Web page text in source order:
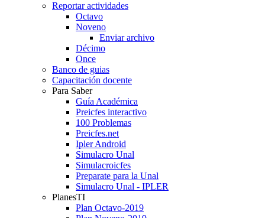
Reportar actividades
Octavo
Noveno
Enviar archivo
Décimo
Once
Banco de guias
Capacitación docente
Para Saber
Guía Académica
Preicfes interactivo
100 Problemas
Preicfes.net
Ipler Android
Simulacro Unal
Simulacroicfes
Preparate para la Unal
Simulacro Unal - IPLER
PlanesTI
Plan Octavo-2019